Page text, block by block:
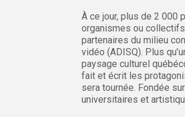
À ce jour, plus de 2 000
organismes ou collectifs
partenaires du milieu
vidéo (ADISQ). Plus
paysage culturel
fait et écrit les
sera tournée. Fondée
universitaires et